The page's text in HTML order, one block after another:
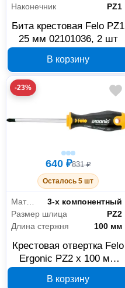
Наконечник
PZ1
Бита крестовая Felo PZ1
25 мм 02101036, 2 шт
В корзину
-23%
640 ₽831 ₽
Осталось 5 шт
Материал рукояти
3-х компонентный
Размер шлица
PZ2
Длина стержня
100 мм
Крестовая отвертка Felo
Ergonic PZ2 x 100 мм
В корзину